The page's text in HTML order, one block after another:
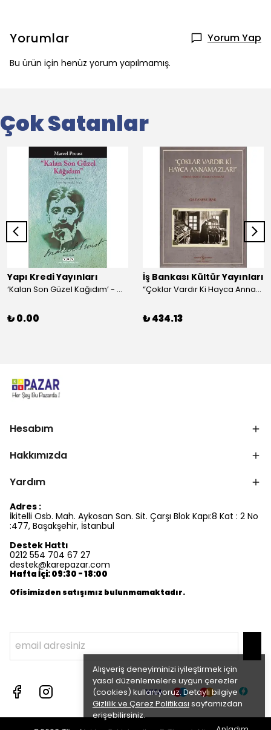
Alışveriş deneyiminizi iyileştirmek için
yasal düzenlemelere uygun çerezler
(cookies) kullanıyoruz. Detaylı bilgiye
Gizlilik ve Çerez Politikası sayfamızdan
erişebilirsiniz.
Yorumlar Yorum Yap
Bu ürün için henüz yorum yapılmamış.
Çok Satanlar
Yapı Kredi Yayınları
‘Kalan Son Güzel Kağıdım’ - Marcel Proust
₺ 0.00
İş Bankası Kültür Yayınları
“Çoklar Vardır Ki Hayca Annamazlar!” - Gazanfer İbar
₺ 434.13
Hesabım
Hakkımızda
Yardım
Adres :
İkitelli Osb. Mah. Aykosan San. Sit. Çarşı Blok Kapı:8 Kat : 2 No
:477, Başakşehir, İstanbul
Destek Hattı
0212 554 704 67 27
destek@karepazar.com
Hafta İçi: 09:30 - 18:00
Ofisimizden satışımız bulunmamaktadır.